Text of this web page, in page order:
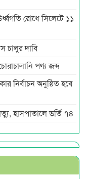
রোধে সিলেটে ১১
চালুর দাবি
পণ্য জব্দ
নির্বাচন অনুষ্ঠিত হবে
হাসপাতালে ভর্তি ৭৪